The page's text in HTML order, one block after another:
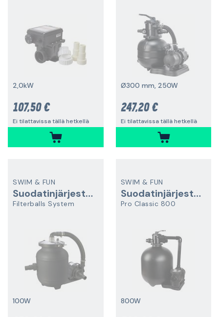
2,0kW
107,50 €
Ei tilattavissa tällä hetkellä
Ø300 mm, 250W
247,20 €
Ei tilattavissa tällä hetkellä
SWIM & FUN
Suodatinjärjestelmä
Filterballs System
100W
SWIM & FUN
Suodatinjärjestelmä
Pro Classic 800
800W